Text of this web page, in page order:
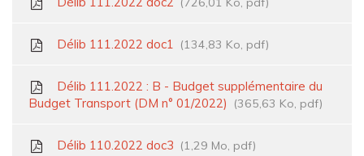
Délib 111.2022 doc1 134,83 Ko, pdf
Délib 111.2022 : B - Budget supplémentaire du
Budget Transport (DM n° 01/2022)
365,63 Ko, pdf
Délib 110.2022 doc3 1,29 Mo, pdf